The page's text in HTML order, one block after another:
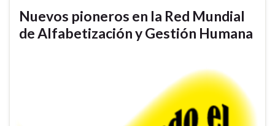
Nuevos pioneros en la Red Mundial
de Alfabetización y Gestión Humana